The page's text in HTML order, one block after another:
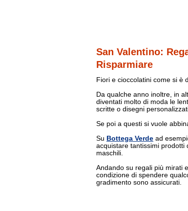
San Valentino:
Risparmiare
Fiori e cioccolatini come si è
Da qualche anno inoltre, in
diventati molto di moda le
scritte o disegni
Se poi a questi si vuole
Su Bottega Verde ad
acquistare tantissimi prodotti
maschili.
Andando su regali più mirati
condizione di spendere
gradimento sono assicurati.